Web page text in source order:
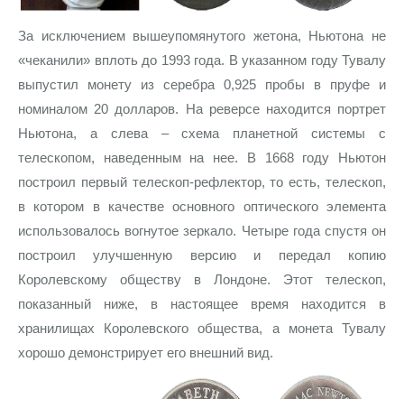
За исключением вышеупомянутого жетона, Ньютона не
«чеканили» вплоть до 1993 года. В указанном году Тувалу
выпустил монету из серебра 0,925 пробы в пруфе и
номиналом 20 долларов. На реверсе находится портрет
Ньютона, а слева – схема планетной системы с
телескопом, наведенным на нее. В 1668 году Ньютон
построил первый телескоп-рефлектор, то есть, телескоп,
в котором в качестве основного оптического элемента
использовалось вогнутое зеркало. Четыре года спустя он
построил улучшенную версию и передал копию
Королевскому обществу в Лондоне. Этот телескоп,
показанный ниже, в настоящее время находится в
хранилищах Королевского общества, а монета Тувалу
хорошо демонстрирует его внешний вид.